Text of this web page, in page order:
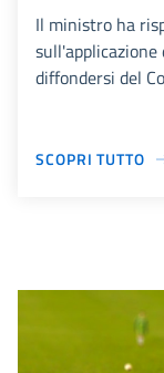
Il ministro ha
diffondersi del
SCOPRI TUTTO